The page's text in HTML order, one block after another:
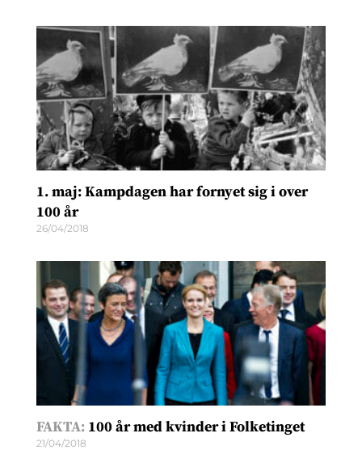
1. maj: Kampdagen har fornyet sig i over
100 år
26/04/2018
FAKTA: 100 år med kvinder i Folketinget
21/04/2018